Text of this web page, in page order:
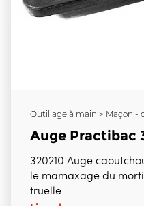
Outillage à main > Maçon -
Auge Practibac
320210 Auge
le mamaxage du
truelle